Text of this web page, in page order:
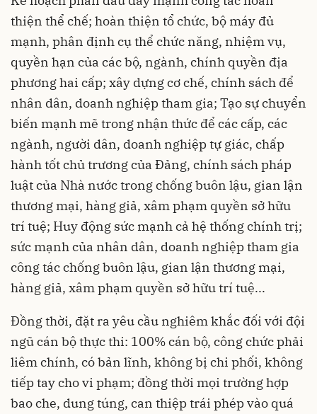
thiện thể chế; hoàn thiện tổ chức, bộ máy đủ
mạnh, phân định cụ thể chức năng, nhiệm vụ,
quyền hạn của các bộ, ngành, chính quyền địa
phương hai cấp; xây dựng cơ chế, chính sách để
nhân dân, doanh nghiệp tham gia; Tạo sự chuyển
biến mạnh mẽ trong nhận thức để các cấp, các
ngành, người dân, doanh nghiệp tự giác, chấp
hành tốt chủ trương của Đảng, chính sách pháp
luật của Nhà nước trong chống buôn lậu, gian lận
thương mại, hàng giả, xâm phạm quyền sở hữu
trí tuệ; Huy động sức mạnh cả hệ thống chính trị;
sức mạnh của nhân dân, doanh nghiệp tham gia
công tác chống buôn lậu, gian lận thương mại,
hàng giả, xâm phạm quyền sở hữu trí tuệ...
Đồng thời, đặt ra yêu cầu nghiêm khắc đối với đội
ngũ cán bộ thực thi: 100% cán bộ, công chức phải
liêm chính, có bản lĩnh, không bị chi phối, không
tiếp tay cho vi phạm; đồng thời mọi trường hợp
bao che, dung túng, can thiệp trái phép vào quá